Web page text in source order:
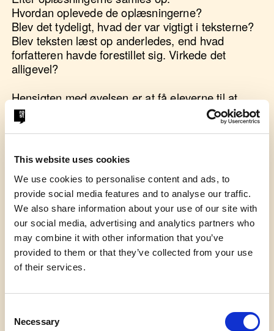
This website uses cookies
We use cookies to personalise content and ads, to
provide social media features and to analyse our traffic.
We also share information about your use of our site with
our social media, advertising and analytics partners who
may combine it with other information that you’ve
provided to them or that they’ve collected from your use
of their services.
Selection
Necessary
Hvordan oplevede de oplæsningerne?
Blev det tydeligt, hvad der var vigtigt i teksterne?
Blev teksten læst op anderledes, end hvad
forfatteren havde forestillet sig. Virkede det
alligevel?
Hensigten med øvelsen er at få eleverne til at
reflektere over, hvordan man gør, og hvad der
sker, når man læser en andens tekst op.